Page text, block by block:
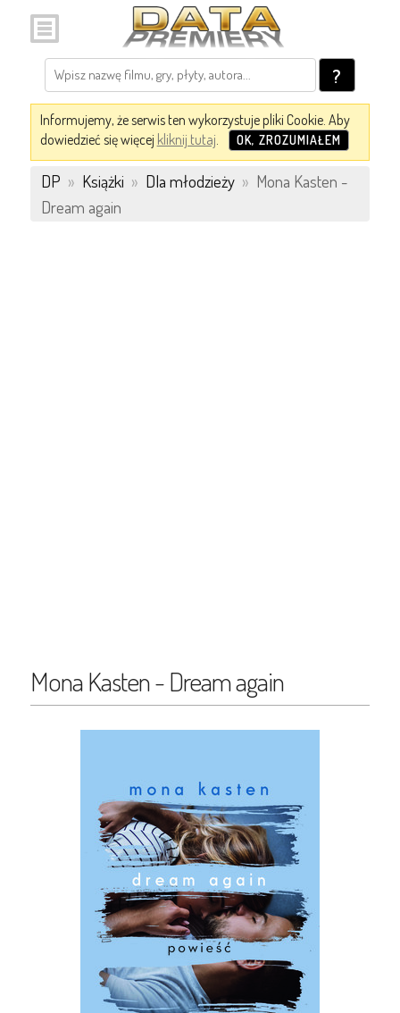
?
Informujemy, że serwis ten wykorzystuje pliki Cookie. Aby
dowiedzieć się więcej kliknij tutaj. OK, ZROZUMIAŁEM
DP » Książki » Dla młodzieży » Mona Kasten -
Dream again
Mona Kasten - Dream again